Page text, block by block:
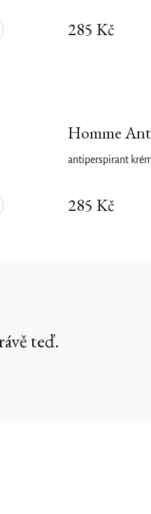
285 Kč
Homme
antiperspirant
285 Kč
teď.